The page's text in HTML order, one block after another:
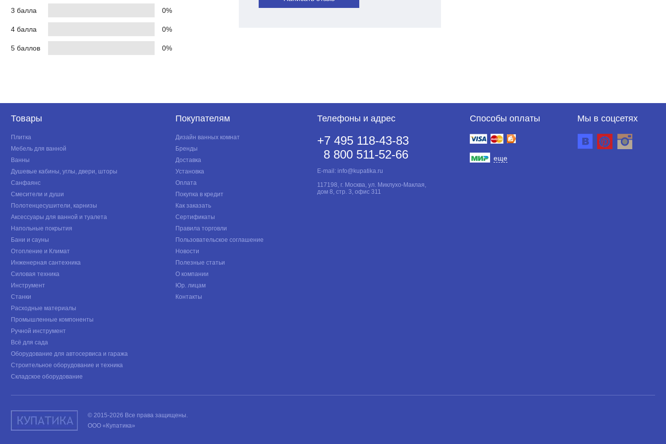
3 балла 0%
4 балла 0%
5 баллов 0%
Товары
Плитка
Мебель для ванной
Ванны
Душевые кабины, углы, двери, шторы
Санфаянс
Смесители и души
Полотенцесушители, карнизы
Аксессуары для ванной и туалета
Напольные покрытия
Бани и сауны
Отопление и Климат
Инженерная сантехника
Силовая техника
Инструмент
Станки
Расходные материалы
Промышленные компоненты
Ручной инструмент
Всё для сада
Оборудование для автосервиса и гаража
Строительное оборудование и техника
Складское оборудование
Покупателям
Дизайн ванных комнат
Бренды
Доставка
Установка
Оплата
Покупка в кредит
Как заказать
Сертификаты
Правила торговли
Пользовательское соглашение
Новости
Полезные статьи
О компании
Юр. лицам
Контакты
Телефоны и адрес
+7 495 118-43-83
8 800 511-52-66
E-mail: info@kupatika.ru
117198, г. Москва, ул. Миклухо-Маклая,
дом 8, стр. 3, офис 311
Способы оплаты
еще
Мы в соцсетях
© 2015-2026 Все права защищены.
ООО «Купатика»